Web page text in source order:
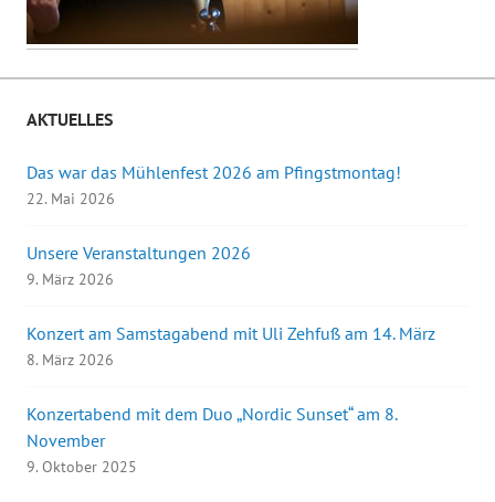
AKTUELLES
Das war das Mühlenfest 2026 am Pfingstmontag!
22. Mai 2026
Unsere Veranstaltungen 2026
9. März 2026
Konzert am Samstagabend mit Uli Zehfuß am 14. März
8. März 2026
Konzertabend mit dem Duo „Nordic Sunset“ am 8.
November
9. Oktober 2025